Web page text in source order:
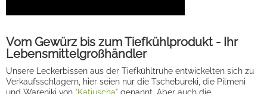
Vom Gewürz bis zum Tiefkühlprodukt - Ihr
Lebensmittelgroßhändler
Unsere Leckerbissen aus der Tiefkühltruhe entwickelten sich zu
Verkaufsschlagern, hier seien nur die Tschebureki, die Pilmeni